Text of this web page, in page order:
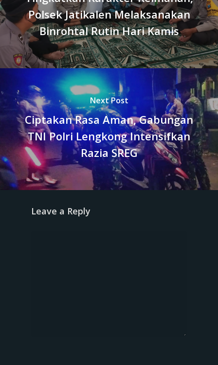
Polsek Jatikalen Melaksanakan
Binrohtal Rutin Hari Kamis
Next Post
Ciptakan Rasa Aman, Gabungan
TNI Polri Lengkong Intensifkan
Razia SREG
Leave a Reply